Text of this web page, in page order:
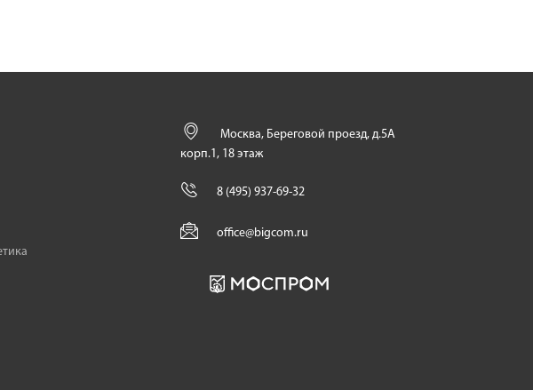
Москва, Береговой проезд, д.5А
корп.1, 18 этаж
8 (495) 937-69-32
office@bigcom.ru